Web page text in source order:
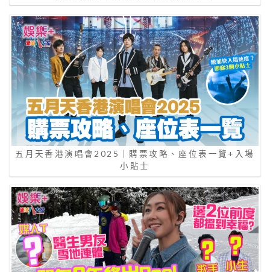
五月天香港演唱會2025｜購票攻略、座位表一覽+入場
小貼士